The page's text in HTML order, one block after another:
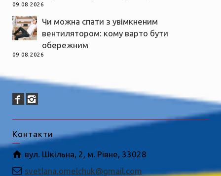
09.08.2026
Чи можна спати з увімкненим
вентилятором: кому варто бути
обережним
09.08.2026
Контакти
вул. Шкільна, 2, м. Рівне, 33028
svetlana.omelchuk@gmail.com